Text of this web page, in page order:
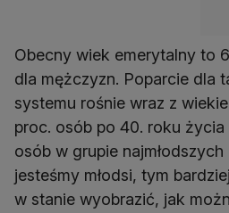
Obecny wiek emerytalny to
dla mężczyzn. Poparcie dla
systemu rośnie wraz z
proc. osób po 40. roku życia
osób w grupie
jesteśmy młodsi, tym
w stanie wyobrazić, jak